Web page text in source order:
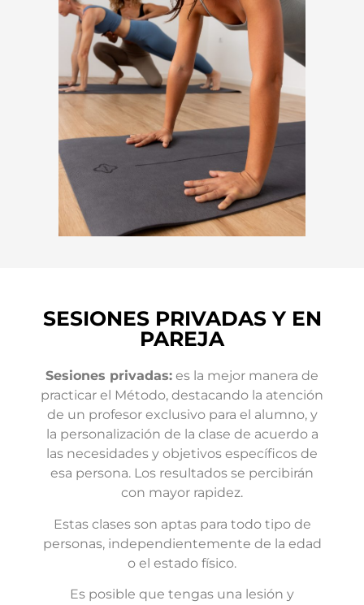
SESIONES PRIVADAS Y EN
PAREJA
Sesiones privadas: es la mejor manera de
practicar el Método, destacando la atención
de un profesor exclusivo para el alumno, y
la personalización de la clase de acuerdo a
las necesidades y objetivos específicos de
esa persona. Los resultados se percibirán
con mayor rapidez.
Estas clases son aptas para todo tipo de
personas, independientemente de la edad
o el estado físico.
Es posible que tengas una lesión y